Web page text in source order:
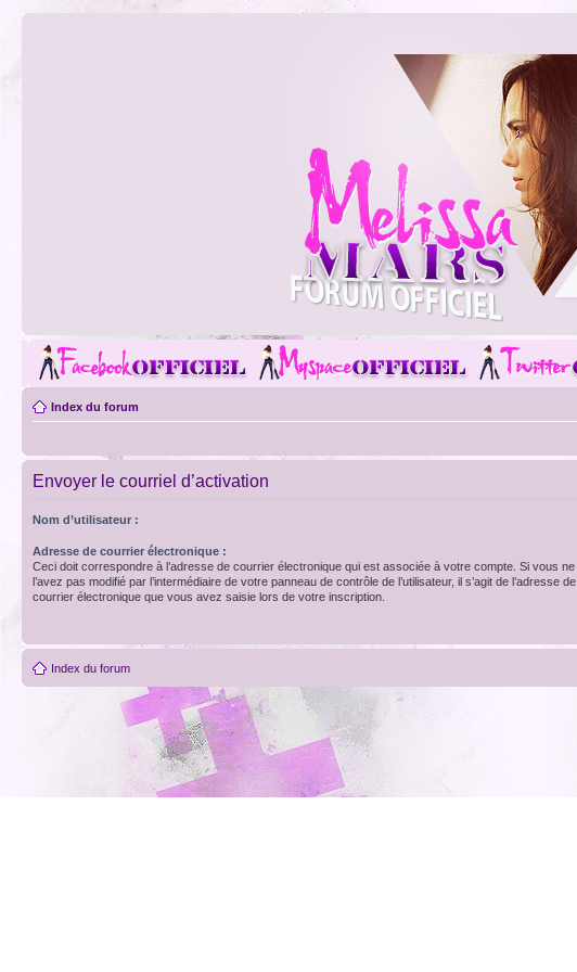
Index du forum
Envoyer le courriel d’activation
Nom d’utilisateur :
Adresse de courrier électronique :
Ceci doit correspondre à l’adresse de courrier électronique qui est associée à votre compte. Si vous ne
l’avez pas modifié par l’intermédiaire de votre panneau de contrôle de l’utilisateur, il s’agit de l’adresse de
courrier électronique que vous avez saisie lors de votre inscription.
Index du forum